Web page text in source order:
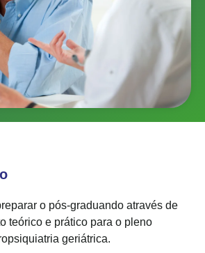
o pós-graduando através de
teórico e prático para o pleno
geriátrica.